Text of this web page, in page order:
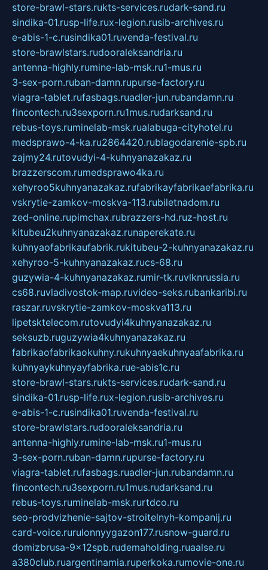
store-brawl-stars.rukts-services.rudark-sand.ru
sindika-01.rusp-life.rux-legion.rusib-archives.ru
e-abis-1-c.rusindika01.ruvenda-festival.ru
store-brawlstars.rudooraleksandria.ru
antenna-highly.rumine-lab-msk.ru1-mus.ru
3-sex-porn.ruban-damn.rupurse-factory.ru
viagra-tablet.rufasbags.ruadler-jun.rubandamn.ru
fincontech.ru3sexporn.ru1mus.rudarksand.ru
rebus-toys.ruminelab-msk.rualabuga-cityhotel.ru
medsprawo-4-ka.ru2864420.rublagodarenie-spb.ru
zajmy24.rutovudyi-4-kuhnyanazakaz.ru
brazzerscom.rumedsprawo4ka.ru
xehyroo5kuhnyanazakaz.rufabrikayfabrikaefabrika.ru
vskrytie-zamkov-moskva-113.rubiletnadom.ru
zed-online.rupimchax.rubrazzers-hd.ruz-host.ru
kitubeu2kuhnyanazakaz.runaperekate.ru
kuhnyaofabrikaufabrik.rukitubeu-2-kuhnyanazakaz.ru
xehyroo-5-kuhnyanazakaz.rucs-68.ru
guzywia-4-kuhnyanazakaz.rumir-tk.ruvlknrussia.ru
cs68.ruvladivostok-map.ruvideo-seks.rubankaribi.ru
raszar.ruvskrytie-zamkov-moskva113.ru
lipetsktelecom.rutovudyi4kuhnyanazakaz.ru
seksuzb.ruguzywia4kuhnyanazakaz.ru
fabrikaofabrikaokuhny.rukuhnyaekuhnyaafabrika.ru
kuhnyaykuhnyayfabrika.rue-abis1c.ru
store-brawl-stars.rukts-services.rudark-sand.ru
sindika-01.rusp-life.rux-legion.rusib-archives.ru
e-abis-1-c.rusindika01.ruvenda-festival.ru
store-brawlstars.rudooraleksandria.ru
antenna-highly.rumine-lab-msk.ru1-mus.ru
3-sex-porn.ruban-damn.rupurse-factory.ru
viagra-tablet.rufasbags.ruadler-jun.rubandamn.ru
fincontech.ru3sexporn.ru1mus.rudarksand.ru
rebus-toys.ruminelab-msk.rurtdco.ru
seo-prodvizhenie-sajtov-stroitelnyh-kompanij.ru
card-voice.rurulonnyygazon177.rusnow-guard.ru
domizbrusa-9x12spb.rudemaholding.ruaalse.ru
a380club.ruargentinamia.ruperkoka.rumovie-one.ru